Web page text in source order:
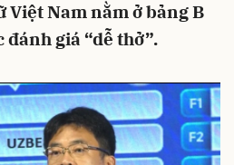
Việt Nam nằm ở bảng B
giá “dễ thở”.